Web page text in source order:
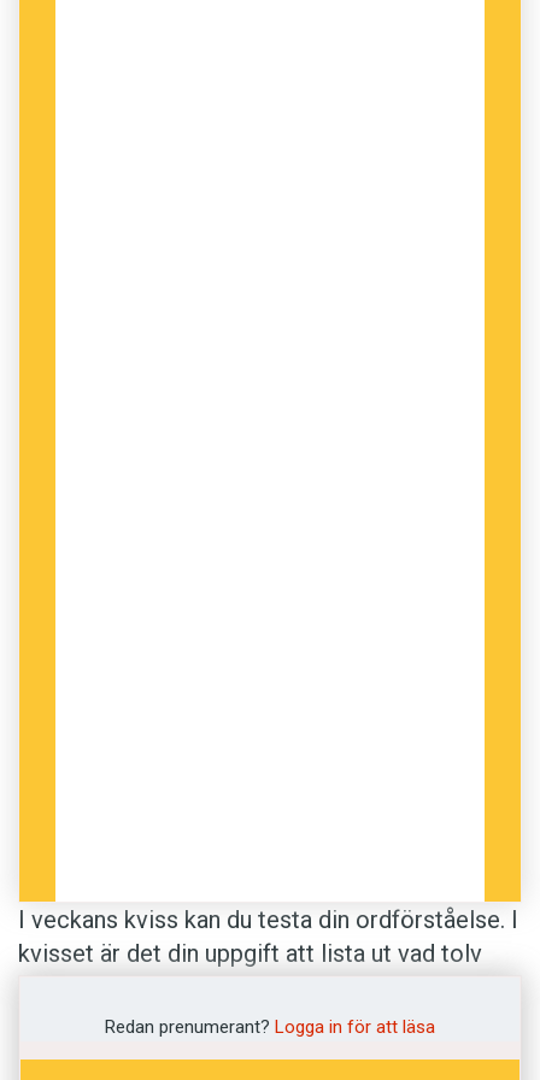
I veckans kviss kan du testa din ordförståelse. I
kvisset är det din uppgift att lista ut vad tolv
från Svenska Akademiens ordlista. Lycka till!
Redan prenumerant? Logga in för att läsa